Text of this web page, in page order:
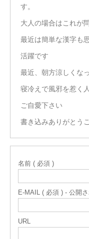
す。
大人の場合はこれが
最近は簡単な漢字も
活躍です
最近、朝方涼しくな
寝冷えで風邪を惹く
ご自愛下さい
書き込みありがとう
名前 ( 必須 )
E-MAIL ( 必須 ) - 公開
URL